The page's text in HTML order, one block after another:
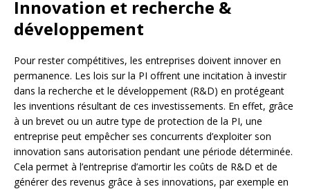
Innovation et recherche &
développement
Pour rester compétitives, les entreprises doivent innover en
permanence. Les lois sur la PI offrent une incitation à investir
dans la recherche et le développement (R&D) en protégeant
les inventions résultant de ces investissements. En effet, grâce
à un brevet ou un autre type de protection de la PI, une
entreprise peut empêcher ses concurrents d’exploiter son
innovation sans autorisation pendant une période déterminée.
Cela permet à l’entreprise d’amortir les coûts de R&D et de
générer des revenus grâce à ses innovations, par exemple en